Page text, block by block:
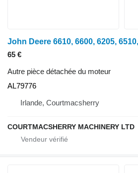
65 €
Autre pièce détachée du moteur
AL79776
Irlande, Courtmacsherry
COURTMACSHERRY MACHINERY LTD